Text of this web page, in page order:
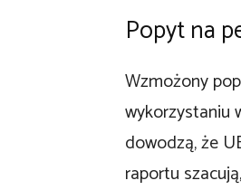
Popyt na
Wzmożony
wykorzystaniu
dowodzą, że
raportu